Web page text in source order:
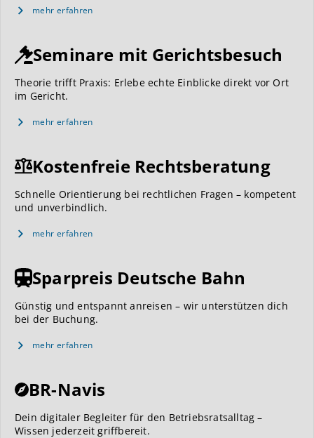
mehr erfahren
Seminare mit Gerichtsbesuch
Theorie trifft Praxis: Erlebe echte Einblicke direkt vor Ort
im Gericht.
mehr erfahren
Kostenfreie Rechtsberatung
Schnelle Orientierung bei rechtlichen Fragen – kompetent
und unverbindlich.
mehr erfahren
Sparpreis Deutsche Bahn
Günstig und entspannt anreisen – wir unterstützen dich
bei der Buchung.
mehr erfahren
BR-Navis
Dein digitaler Begleiter für den Betriebsratsalltag –
Wissen jederzeit griffbereit.